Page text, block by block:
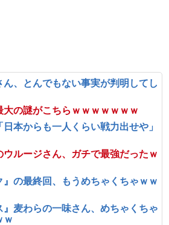
ん、とんでもない事実が判明してし
の謎がこちらｗｗｗｗｗｗｗ
本からも一人くらい戦力出せや」
ウルージさん、ガチで最強だったｗ
の最終回、もうめちゃくちゃｗｗ
』麦わらの一味さん、めちゃくちゃ
ｗ